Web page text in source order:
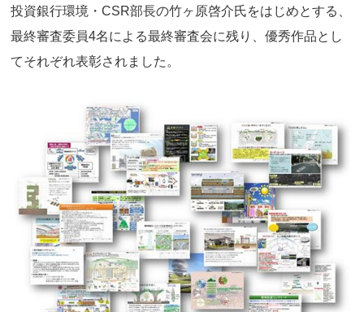
投資銀行環境・CSR部長の竹ヶ原啓介氏をはじめとする、
最終審査委員4名による最終審査会に残り、優秀作品とし
てそれぞれ表彰されました。